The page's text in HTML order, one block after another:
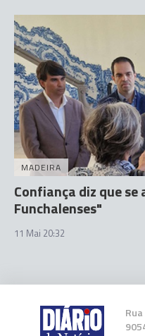
MADEIRA
Confiança diz que
Funchalenses"
11 Mai 20:32